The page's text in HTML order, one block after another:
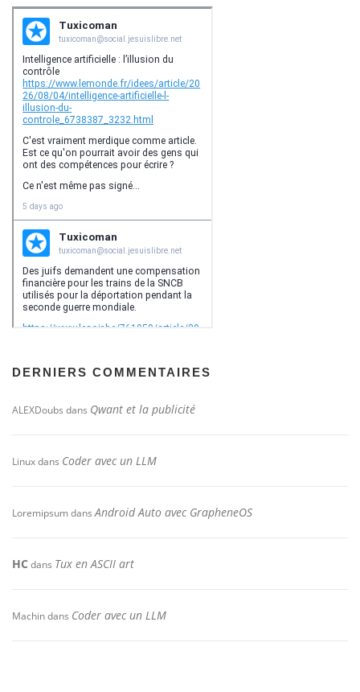
DERNIERS COMMENTAIRES
ALEXDoubs dans Qwant et la publicité
Linuxdans Coder avec un LLM
LoremipsumdansAndroid Auto avec GrapheneOS
HC dans Tux en ASCII art
Machindans Coder avec un LLM